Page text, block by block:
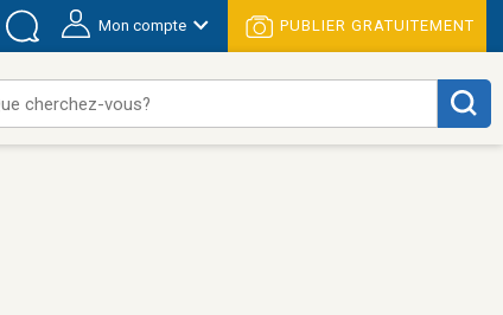
Mon compte PUBLIER GRATUITEMENT
cherchez-vous?